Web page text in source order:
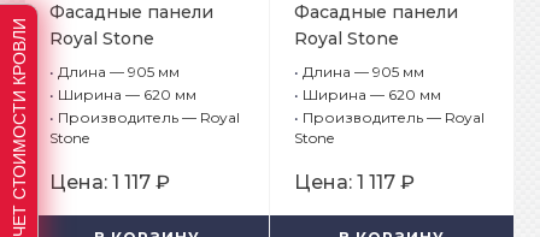
Фасадные панели
Royal Stone
коллекция Rocky
Stone Ричмонд
• Длина — 905 мм
• Ширина — 620 мм
• Производитель — Royal
Stone
Цена: 1 117 ₽
Фасадные панели
Royal Stone
коллекция Rocky
Stone Оттава
• Длина — 905 мм
• Ширина — 620 мм
• Производитель — Royal
Stone
Цена: 1 117 ₽
РАСЧЕТ СТОИМОСТИ КРОВЛИ